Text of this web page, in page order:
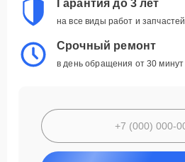
Гарантия до 3 лет
на все виды работ и запчастей
Срочный ремонт
в день обращения от 30 минут